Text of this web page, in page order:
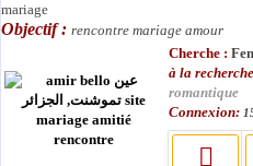
mariage
Objectif : rencontre mariage amour
Cherche :
à la
romantique
Connexion: